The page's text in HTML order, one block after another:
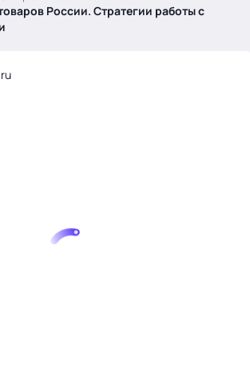
России. Стратегии работы с